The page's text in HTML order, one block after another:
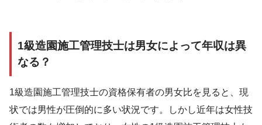
1級造園施工管理技士は男女によって年収は異
なる？
1級造園施工管理技士の資格保有者の男女比を見ると、現
状では男性が圧倒的に多い状況です。しかし近年は女性技